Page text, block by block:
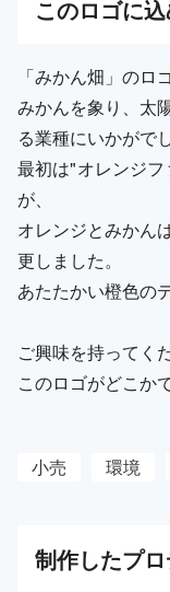
このロゴに
「みかん畑」のロ
みかんを象り、太
る業種にいかがで
最初は"オレンジ
が、
オレンジとみかん
更しました。
あたたかい橙色の
ご興味を持ってく
このロゴがどこか
小売 環境
制作したプロ